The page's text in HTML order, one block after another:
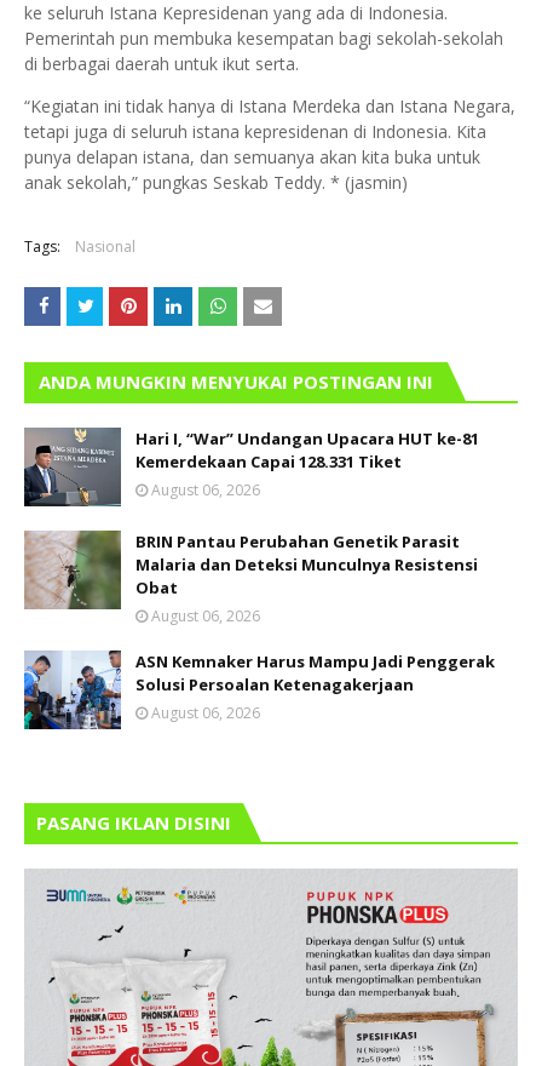
ke seluruh Istana Kepresidenan yang ada di Indonesia.
Pemerintah pun membuka kesempatan bagi sekolah-sekolah
di berbagai daerah untuk ikut serta.
“Kegiatan ini tidak hanya di Istana Merdeka dan Istana Negara,
tetapi juga di seluruh istana kepresidenan di Indonesia. Kita
punya delapan istana, dan semuanya akan kita buka untuk
anak sekolah,” pungkas Seskab Teddy. * (jasmin)
Tags: Nasional
ANDA MUNGKIN MENYUKAI POSTINGAN INI
Hari I, “War” Undangan Upacara HUT ke-81
Kemerdekaan Capai 128.331 Tiket
August 06, 2026
BRIN Pantau Perubahan Genetik Parasit
Malaria dan Deteksi Munculnya Resistensi
Obat
August 06, 2026
ASN Kemnaker Harus Mampu Jadi Penggerak
Solusi Persoalan Ketenagakerjaan
August 06, 2026
PASANG IKLAN DISINI